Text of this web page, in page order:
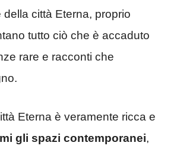
città Eterna, proprio
tutto ciò che è accaduto
rare e racconti che
Eterna è veramente ricca e
gli spazi contemporanei,